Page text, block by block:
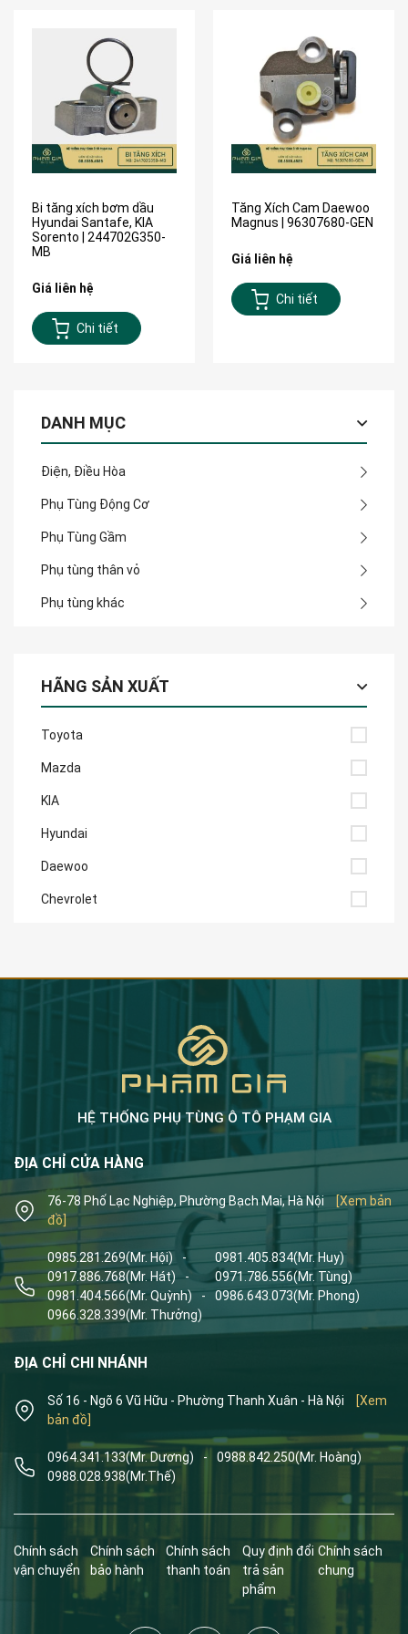
DANH MỤC
Điện, Điều Hòa
Phụ Tùng Động Cơ
Phụ Tùng Gầm
Phụ tùng thân vỏ
Phụ tùng khác
HÃNG SẢN XUẤT
Toyota
Mazda
KIA
Hyundai
Daewoo
Chevrolet
Bi tăng xích bơm dầu
Hyundai Santafe, KIA
Sorento | 244702G350-
MB
Giá liên hệ
Chi tiết
Tăng Xích Cam Daewoo
Magnus | 96307680-GEN
Giá liên hệ
Chi tiết
HỆ THỐNG PHỤ TÙNG Ô TÔ PHẠM GIA
ĐỊA CHỈ CỬA HÀNG
76-78 Phố Lạc Nghiệp, Phường Bạch Mai, Hà Nội
[Xem bản
đồ]
0985.281.269(Mr. Hội) - 0981.405.834(Mr. Huy)
0917.886.768(Mr. Hát) - 0971.786.556(Mr. Tùng)
0981.404.566(Mr. Quỳnh) - 0986.643.073(Mr. Phong)
0966.328.339(Mr. Thưởng)
ĐỊA CHỈ CHI NHÁNH
Số 16 - Ngõ 6 Vũ Hữu - Phường Thanh Xuân - Hà Nội
[Xem
bản đồ]
0964.341.133(Mr. Dương) - 0988.842.250(Mr. Hoàng)
0988.028.938(Mr.Thế)
Chính sách
vận chuyển
Chính sách
bảo hành
Chính sách
thanh toán
Quy định đổi
trả sản
phẩm
Chính sách
chung